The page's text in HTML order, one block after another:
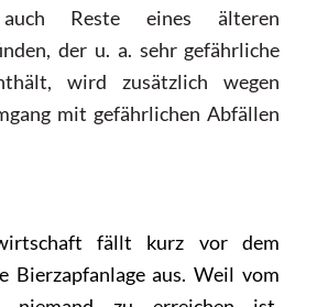
auch Reste eines älteren
der u. a. sehr gefährliche
wird zusätzlich wegen
mit gefährlichen Abfällen
fällt kurz vor dem
Bierzapfanlage aus. Weil vom